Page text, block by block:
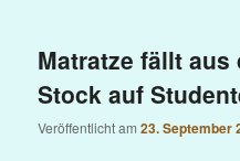
Matratze fällt aus
Stock auf
Veröffentlicht am23. September